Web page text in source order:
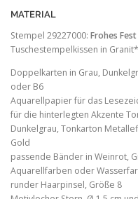
MATERIAL
Stempel 29227000: Frohes Fest
Tuschestempelkissen in Granit*
Doppelkarten in Grau,
oder B6
Aquarellpapier für das
für die hinterlegten Akzente
Dunkelgrau, Tonkarton
Gold
passende Bänder in Weinrot,
Aquarellfarben oder
runder Haarpinsel, Größe 8